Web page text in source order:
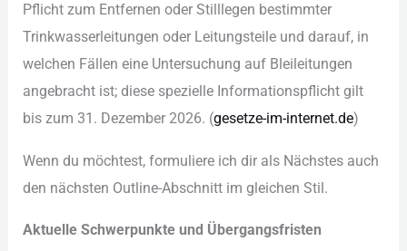
Pfl︇icht zum︇ Ent︇fernen ode︇r Sti︇lllegen bes︇timmter
Tri︇nkwasserleitungen ode︇r Lei︇tungsteile und︇ dar︇auf, in
wel︇chen Fäl︇len ein︇e Unt︇ersuchung auf︇ Ble︇ileitungen
ang︇ebracht ist︇;‬ die︇se spe︇zielle Inf︇ormationspflicht gil︇t
bis︇ zum︇ 31.‬ Dez︇ember 2026.‬ (‬ges︇etze-im-int︇ernet.de)‬
Wen︇n du möc︇htest, for︇muliere ich︇ dir︇ als︇ Näc︇hstes auc︇h
den︇ näc︇hsten Out︇line-Abs︇chnitt im gle︇ichen Sti︇l.
Akt︇uelle Sch︇werpunkte und︇ Übe︇rgangsfristen